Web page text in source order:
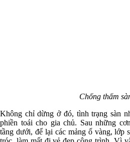
Chống thấm
Không chỉ dừng ở đó, tình trạng sàn
phiền toái cho gia chủ. Sau những
tầng dưới, để lại các mảng ố vàng, lớp